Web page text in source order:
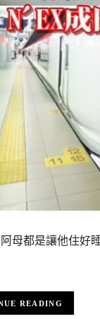
母都是讓他住好
READING